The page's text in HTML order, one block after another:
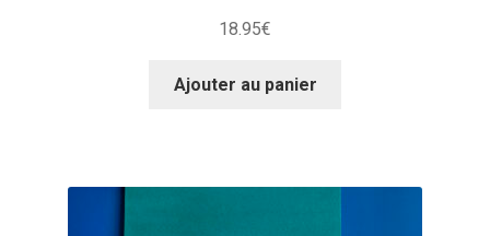
18.95€
Ajouter au panier